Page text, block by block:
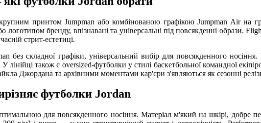
принтом Jumpman або комбінованою графікою Jumpman Air на
бренду, впізнавані та універсальні під повсякденні образи.
стрит-естетиці.
без складної графіки, універсальний вибір для повсякденного
лінійці також є oversized-футболки у стилі баскетбольної командної
Джордана та архівними моментами кар'єри з'являються як сезонні
футболки Jordan
для повсякденного носіння. Матеріал м'який на шкірі, добре